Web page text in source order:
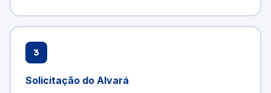
3
Solicitação do Alvará